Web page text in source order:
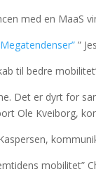
med en MaaS
”
til bedre
Det er dyrt for
Ole Kveiborg,
mobilitet”